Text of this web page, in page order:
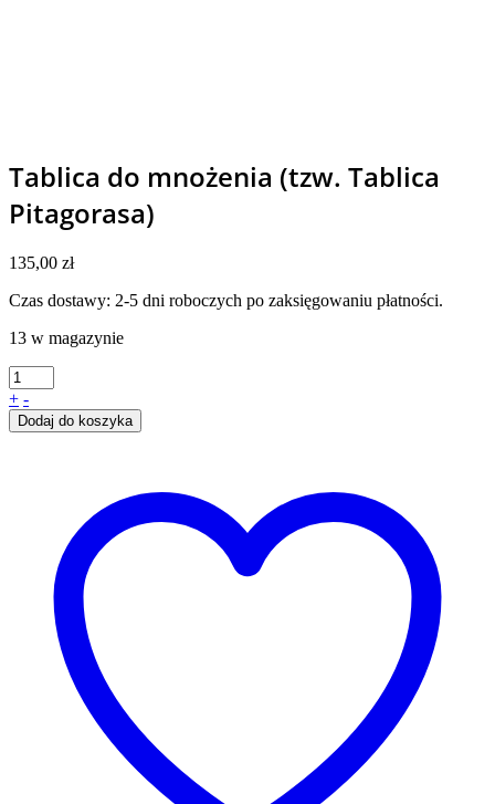
Tablica do mnożenia (tzw. Tablica
Pitagorasa)
135,00 zł
Czas dostawy: 2-5 dni roboczych po zaksięgowaniu płatności.
13 w magazynie
+ -
Dodaj do koszyka